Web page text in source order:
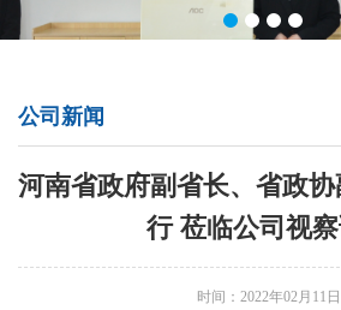
公司新闻
河南省政府副省长、省政
行 莅临公司视
时间：2022年02月11日